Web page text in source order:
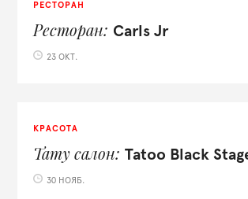
РЕСТОРАН
Ресторан Carls Jr
23 ОКТ.
КРАСОТА
Тату салон Tatoo Black
30 НОЯБ.